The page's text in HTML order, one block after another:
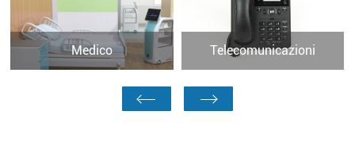
Medico Telecomunicazioni